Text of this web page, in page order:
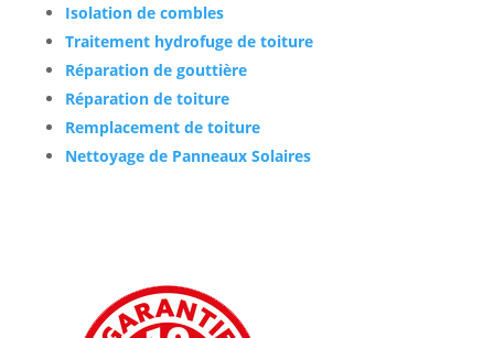
Isolation de combles
Traitement hydrofuge de toiture
Réparation de gouttière
Réparation de toiture
Remplacement de toiture
Nettoyage de Panneaux Solaires